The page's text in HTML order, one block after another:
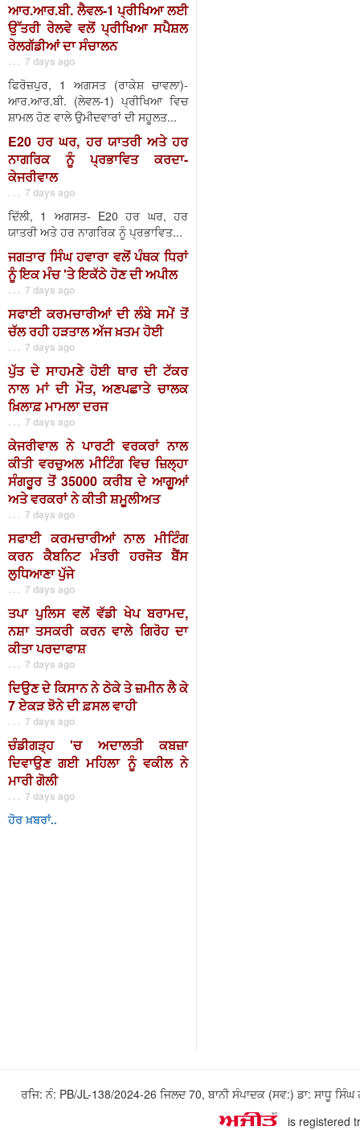
ਆਰ.ਆਰ.ਬੀ. ਲੈਵਲ-1 ਪ੍ਰੀਖਿਆ ਲਈ
ਉੱਤਰੀ ਰੇਲਵੇ ਵਲੋਂ ਪ੍ਰੀਖਿਆ ਸਪੈਸ਼ਲ
ਰੇਲਗੱਡੀਆਂ ਦਾ ਸੰਚਾਲਨ
. . . 7 days ago
ਫਿਰੋਜ਼ਪੁਰ, 1 ਅਗਸਤ (ਰਾਕੇਸ਼ ਚਾਵਲਾ)-
ਆਰ.ਆਰ.ਬੀ. (ਲੇਵਲ-1) ਪ੍ਰੀਖਿਆ ਵਿਚ
ਸ਼ਾਮਲ ਹੋਣ ਵਾਲੇ ਉਮੀਦਵਾਰਾਂ ਦੀ ਸਹੂਲਤ...
E20 ਹਰ ਘਰ, ਹਰ ਯਾਤਰੀ ਅਤੇ ਹਰ
ਨਾਗਰਿਕ ਨੂੰ ਪ੍ਰਭਾਵਿਤ ਕਰਦਾ-
ਕੇਜਰੀਵਾਲ
. . . 7 days ago
ਦਿੱਲੀ, 1 ਅਗਸਤ- E20 ਹਰ ਘਰ, ਹਰ
ਯਾਤਰੀ ਅਤੇ ਹਰ ਨਾਗਰਿਕ ਨੂੰ ਪ੍ਰਭਾਵਿਤ...
ਜਗਤਾਰ ਸਿੰਘ ਹਵਾਰਾ ਵਲੋਂ ਪੰਥਕ ਧਿਰਾਂ
ਨੂੰ ਇਕ ਮੰਚ 'ਤੇ ਇਕੱਠੇ ਹੋਣ ਦੀ ਅਪੀਲ
. . . 7 days ago
ਸਫਾਈ ਕਰਮਚਾਰੀਆਂ ਦੀ ਲੰਬੇ ਸਮੇਂ ਤੋਂ
ਚੱਲ ਰਹੀ ਹੜਤਾਲ ਅੱਜ ਖ਼ਤਮ ਹੋਈ
. . . 7 days ago
ਪੁੱਤ ਦੇ ਸਾਹਮਣੇ ਹੋਈ ਥਾਰ ਦੀ ਟੱਕਰ
ਨਾਲ ਮਾਂ ਦੀ ਮੌਤ, ਅਣਪਛਾਤੇ ਚਾਲਕ
ਖ਼ਿਲਾਫ਼ ਮਾਮਲਾ ਦਰਜ
. . . 7 days ago
ਕੇਜਰੀਵਾਲ ਨੇ ਪਾਰਟੀ ਵਰਕਰਾਂ ਨਾਲ
ਕੀਤੀ ਵਰਚੁਅਲ ਮੀਟਿੰਗ ਵਿਚ ਜ਼ਿਲ੍ਹਾ
ਸੰਗਰੂਰ ਤੋਂ 35000 ਕਰੀਬ ਦੇ ਆਗੂਆਂ
ਅਤੇ ਵਰਕਰਾਂ ਨੇ ਕੀਤੀ ਸ਼ਮੂਲੀਅਤ
. . . 7 days ago
ਸਫਾਈ ਕਰਮਚਾਰੀਆਂ ਨਾਲ ਮੀਟਿੰਗ
ਕਰਨ ਕੈਬਨਿਟ ਮੰਤਰੀ ਹਰਜੋਤ ਬੈਂਸ
ਲੁਧਿਆਣਾ ਪੁੱਜੇ
. . . 7 days ago
ਤਪਾ ਪੁਲਿਸ ਵਲੋਂ ਵੱਡੀ ਖੇਪ ਬਰਾਮਦ,
ਨਸ਼ਾ ਤਸਕਰੀ ਕਰਨ ਵਾਲੇ ਗਿਰੋਹ ਦਾ
ਕੀਤਾ ਪਰਦਾਫਾਸ਼
. . . 7 days ago
ਦਿਉਣ ਦੇ ਕਿਸਾਨ ਨੇ ਠੇਕੇ ਤੇ ਜ਼ਮੀਨ ਲੈ ਕੇ
7 ਏਕੜ ਝੋਨੇ ਦੀ ਫ਼ਸਲ ਵਾਹੀ
. . . 7 days ago
ਚੰਡੀਗੜ੍ਹ 'ਚ ਅਦਾਲਤੀ ਕਬਜ਼ਾ
ਦਿਵਾਉਣ ਗਈ ਮਹਿਲਾ ਨੂੰ ਵਕੀਲ ਨੇ
ਮਾਰੀ ਗੋਲੀ
. . . 7 days ago
ਹੋਰ ਖ਼ਬਰਾਂ..
ਰਜਿ: ਨੰ: PB/JL-138/2024-26 ਜਿਲਦ 70, ਬਾਨੀ ਸੰਪਾਦਕ (ਸਵ:) ਡਾ: ਸਾਧੂ
is registered